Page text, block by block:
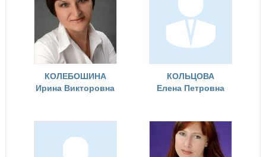
КОЛЕБОШИНА
Ирина Викторовна
КОЛЬЦОВА
Елена Петровна